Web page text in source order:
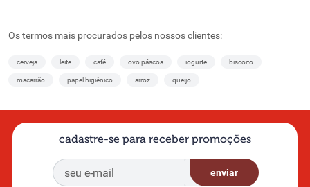
Os termos mais procurados pelos nossos clientes:
cerveja leite café ovo páscoa iogurte biscoito
macarrão papel higiênico arroz queijo
cadastre-se para receber promoções
enviar